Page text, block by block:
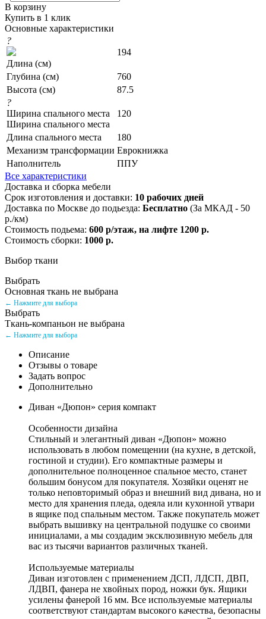
В корзину
Купить в 1 клик
Основные характеристики
?
Длина (см)
194
Глубина (см)
760
Высота (см)
87.5
?
Ширина спального места
Ширина спального места
120
Длина спального места
180
Механизм трансформации Еврокнижка
Наполнитель
ППУ
Все характеристики
Доставка и сборка мебели
Срок изготовления и доставки: 10 рабочих дней
Доставка по Москве до подьезда: Бесплатно (За МКАД - 50
р./км)
Стоимость подьема: 600 р/этаж, на лифте 1200 р.
Стоимость сборки: 1000 р.
Выбор ткани
Выбрать
Основная ткань не выбрана
← Нажмите для выбора
Выбрать
Ткань-компаньон не выбрана
← Нажмите для выбора
Описание
Отзывы о товаре
Задать вопрос
Дополнительно
Диван «Дюпон» серия компакт
Особенности дизайна
Стильный и элегантный диван «Дюпон» можно
использовать в любом помещении (на кухне, в детской,
гостиной и студии). Его компактные размеры и
дополнительное полноценное спальное место, станет
большим бонусом для покупателя. Хозяйки оценят не
только неповторимый образ и внешний вид дивана, но и
место для хранения пледа, одеяла или кухонной утвари
в ящике под спальным местом. Также покупатель может
выбрать вышивку на центральной подушке со своими
инициалами, а мы создадим эксклюзивную мебель для
вас из тысячи вариантов различных тканей.
Используемые материалы
Диван изготовлен с применением ДСП, ЛДСП, ДВП,
ЛДВП, фанера не хвойных пород, ножки бук. Ящики
усилены фанерой 16 мм. Все используемые материалы
соответствуют стандартам высокого качества, безопасны